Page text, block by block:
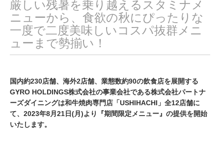
厳しい残暑を乗り越えるスタミナメ
ニューから、食欲の秋にぴったりな
一度で二度美味しいコスパ抜群メニ
ューまで勢揃い！
国内約230店舗、海外2店舗、業態数約90の飲食店を展開する
GYRO HOLDINGS株式会社の事業会社である株式会社パートナ
ーズダイニングは和牛焼肉専門店「USHIHACHI」全12店舗に
て、2023年8月21日(月)より『期間限定メニュー』の提供を開始
いたします。